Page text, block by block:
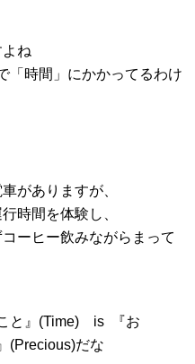
ね
「時間」にかかってるわけ
がありますが、
時間を体験し、
ーヒー飲みながらまって
こと』(Time) is 『お
(Precious)だな